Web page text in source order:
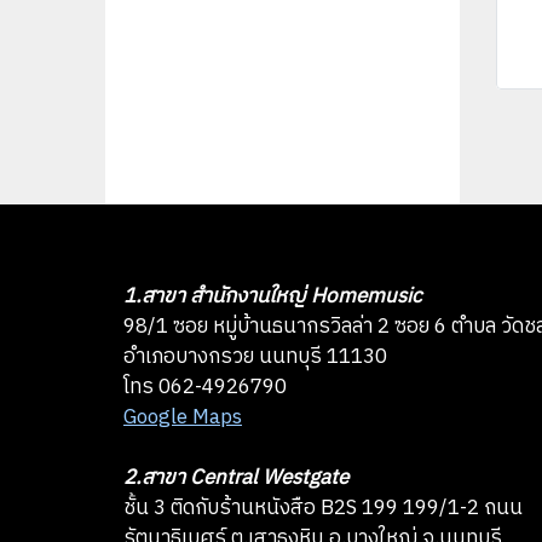
1.สาขา สำนักงานใหญ่ Homemusic
98/1 ซอย หมู่บ้านธนากรวิลล่า 2 ซอย 6 ตำบล วัดช
อำเภอบางกรวย นนทบุรี 11130
โทร 062-4926790
Google Maps
2.สาขา Central Westgate
ชั้น 3 ติดกับร้านหนังสือ B2S 199 199/1-2 ถนน